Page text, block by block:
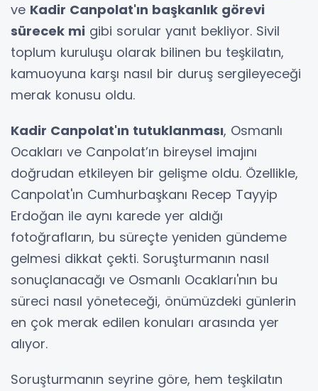
ve Kadir Canpolat'ın başkanlık görevi
sürecek mi gibi sorular yanıt bekliyor. Sivil
toplum kuruluşu olarak bilinen bu teşkilatın,
kamuoyuna karşı nasıl bir duruş sergileyeceği
merak konusu oldu.
Kadir Canpolat'ın tutuklanması, Osmanlı
Ocakları ve Canpolat’ın bireysel imajını
doğrudan etkileyen bir gelişme oldu. Özellikle,
Canpolat'ın Cumhurbaşkanı Recep Tayyip
Erdoğan ile aynı karede yer aldığı
fotoğrafların, bu süreçte yeniden gündeme
gelmesi dikkat çekti. Soruşturmanın nasıl
sonuçlanacağı ve Osmanlı Ocakları'nın bu
süreci nasıl yöneteceği, önümüzdeki günlerin
en çok merak edilen konuları arasında yer
alıyor.
Soruşturmanın seyrine göre, hem teşkilatın